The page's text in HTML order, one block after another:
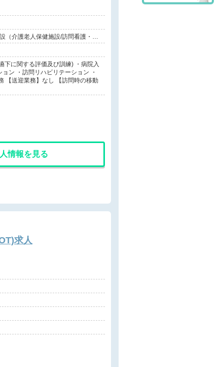
（介護老人保健施設/訪問看護・リ
下に関する評価及び訓練) ・病院入
ン ・訪問リハビリテーション ・
【送迎業務】なし 【訪問時の移動
情報を見る
求人